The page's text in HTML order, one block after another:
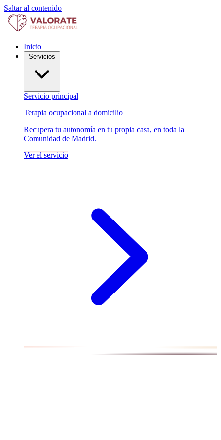
Saltar al contenido
Inicio
Servicio principal
Terapia ocupacional a domicilio
Recupera tu autonomía en tu propia casa, en toda la
Comunidad de Madrid.
Ver el servicio